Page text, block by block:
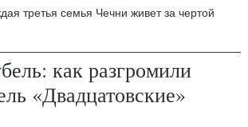
третья семья Чечни живет за чертой
как разгромили
«Двадцатовские»